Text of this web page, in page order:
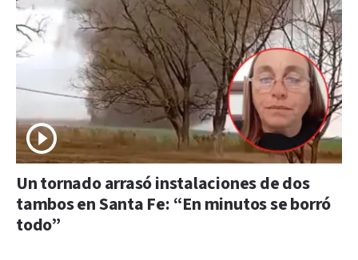
Un tornado arrasó instalaciones de dos
tambos en Santa Fe: “En minutos se borró
todo”